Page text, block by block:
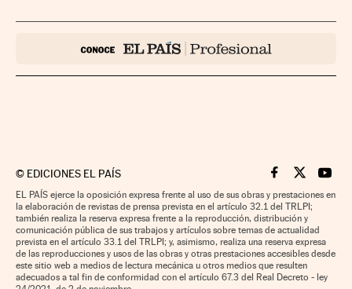
© EDICIONES EL PAÍS Cinco Días en
Cinco Días
Cinco
EL PAÍS ejerce la oposición expresa frente al uso de sus obras y prestaciones en
la elaboración de revistas de prensa prevista en el artículo 32.1 del TRLPI;
también realiza la reserva expresa frente a la reproducción, distribución y
comunicación pública de sus trabajos y artículos sobre temas de actualidad
prevista en el artículo 33.1 del TRLPI; y, asimismo, realiza una reserva expresa
de las reproducciones y usos de las obras y otras prestaciones accesibles desde
este sitio web a medios de lectura mecánica u otros medios que resulten
adecuados a tal fin de conformidad con el artículo 67.3 del Real Decreto - ley